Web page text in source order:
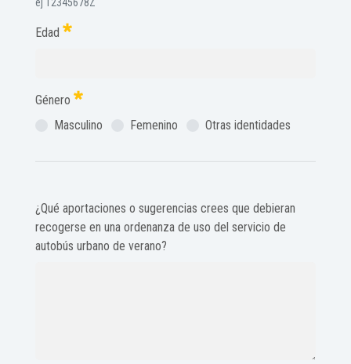
Edad
Género
Masculino
Femenino Otras identidades
¿Qué aportaciones o sugerencias crees que debieran
recogerse en una ordenanza de uso del servicio de
autobús urbano de verano?